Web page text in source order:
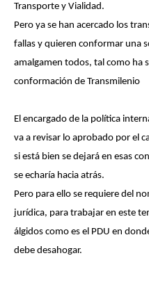
Transporte y Vialidad.
Pero ya se han acercado los
fallas y quieren conformar una
amalgamen todos, tal como ha
conformación de Transmilenio
El encargado de la política
va a revisar lo aprobado por el
si está bien se dejará en esas
se echaría hacia atrás.
Pero para ello se requiere del
jurídica, para trabajar en este
álgidos como es el PDU en
debe desahogar.